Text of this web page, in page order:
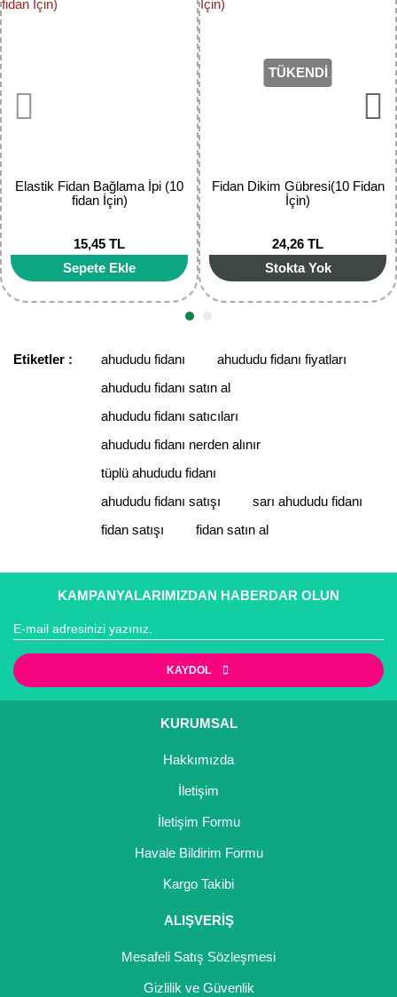
Yorum Yaz
Ürün resmi kalitesiz, bozuk veya görüntülenemiyor.
Ürün açıklamasında eksik bilgiler bulunuyor.
Ürün bilgilerinde hatalar bulunuyor.
Ürün fiyatı diğer sitelerden daha pahalı.
Bu ürüne benzer farklı alternatifler olmalı.
Gönder
Elastik Fidan Bağlama İpi (10
fidan İçin)
15,45 TL
Sepete Ekle
TÜKENDİ
Fidan Dikim Gübresi(10 Fidan
İçin)
24,26 TL
Stokta Yok
Etiketler : ahududu fidanı
ahududu fidanı fiyatları
ahududu fidanı satın al
ahududu fidanı satıcıları
ahududu fidanı nerden alınır
tüplü ahududu fidanı
ahududu fidanı satışı
sarı ahududu fidanı
fidan satışı
fidan satın al
KAMPANYALARIMIZDAN HABERDAR OLUN
KAYDOL
KURUMSAL
Hakkımızda
İletişim
İletişim Formu
Havale Bildirim Formu
Kargo Takibi
ALIŞVERİŞ
Mesafeli Satış Sözleşmesi
Gizlilik ve Güvenlik